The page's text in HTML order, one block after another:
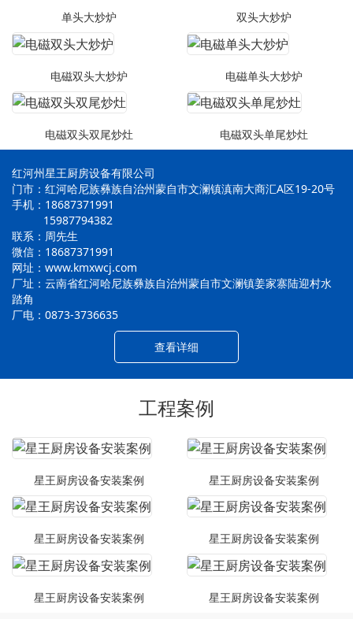
单头大炒炉 双头大炒炉
电磁双头大炒炉 电磁单头大炒炉
电磁双头双尾炒灶 电磁双头单尾炒灶
红河州星王厨房设备有限公司
门市：红河哈尼族彝族自治州蒙自市文澜镇滇南大商汇A区19-20号
手机：18687371991
15987794382
联系：周先生
微信：18687371991
网址：www.kmxwcj.com
厂址：云南省红河哈尼族彝族自治州蒙自市文澜镇姜家寨陆迎村水
踏角
厂电：0873-3736635
查看详细
工程案例
星王厨房设备安装案例 星王厨房设备安装案例
星王厨房设备安装案例 星王厨房设备安装案例
星王厨房设备安装案例 星王厨房设备安装案例